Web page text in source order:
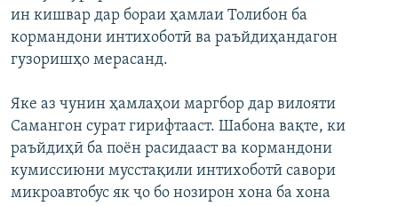
ин кишвар дар бораи ҳамлаи Толибон ба
кормандони интихоботӣ ва раъйдиҳандагон
гузоришҳо мерасанд.
Яке аз чунин ҳамлаҳои маргбор дар вилояти
Самангон сурат гирифтааст. Шабона вақте, ки
раъйдиҳӣ ба поён расидааст ва кормандони
кумиссиюни мусстақили интихоботӣ савори
микроавтобус як ҷо бо нозирон хона ба хона